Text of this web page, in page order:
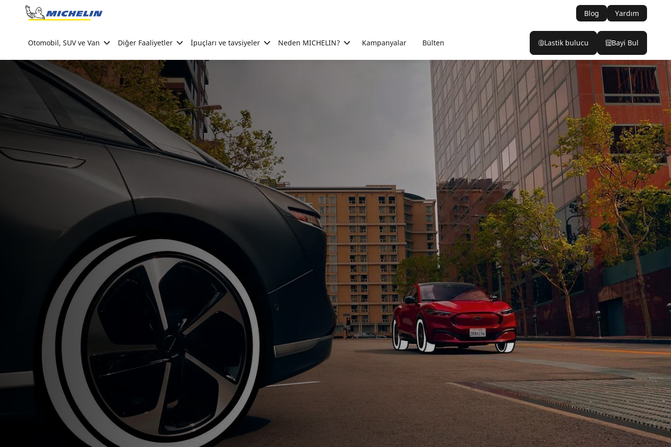
Go to page content
Blog Yardım
Otomobil, SUV ve Van Diğer Faaliyetler İpuçları ve tavsiyeler Neden MICHELIN? Kampanyalar Bülten Lastik bulucu Bayi Bul